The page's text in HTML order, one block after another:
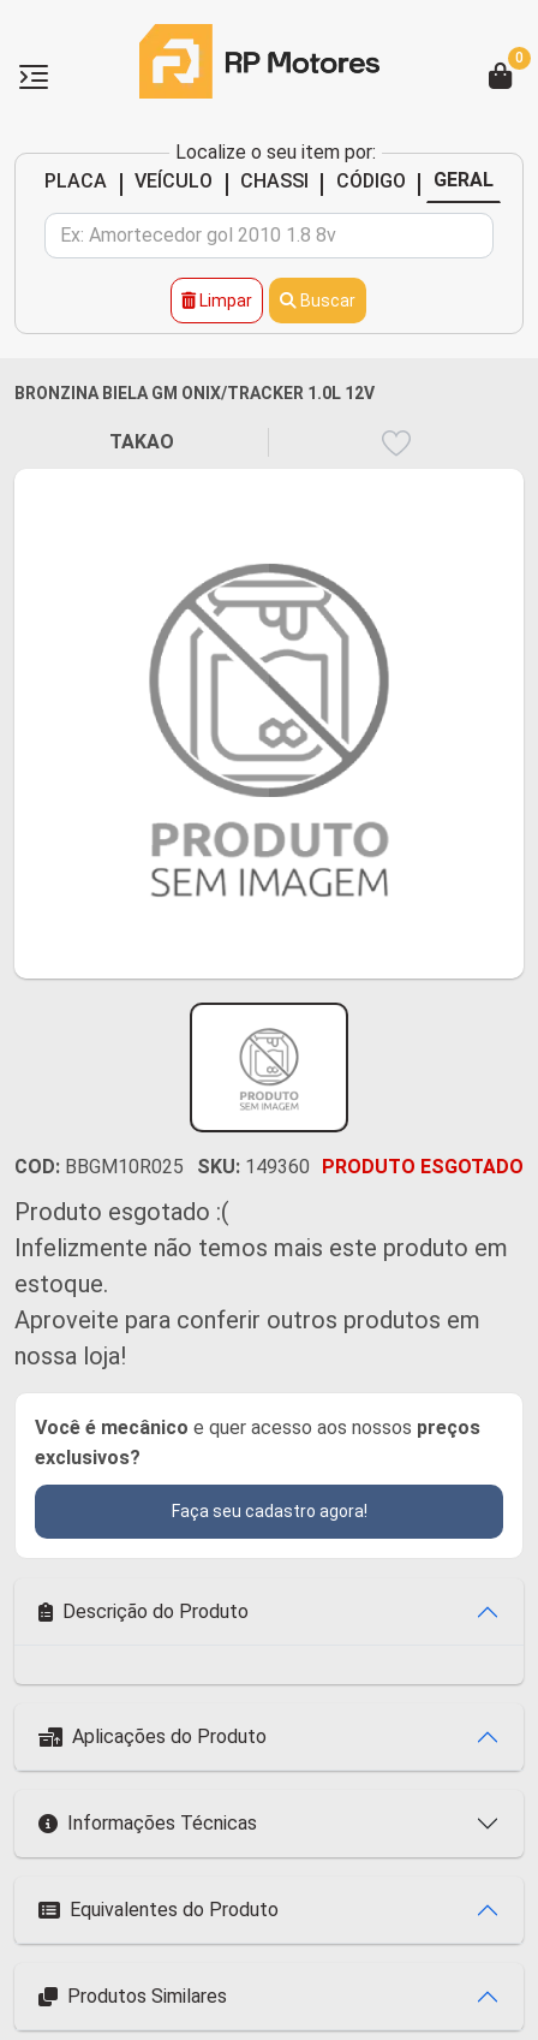
Localize o seu item por:
PLACA
| VEÍCULO | CHASSI | CÓDIGO | GERAL
Limpar Buscar
0
BRONZINA BIELA GM ONIX/TRACKER 1.0L 12V
TAKAO
COD: BBGM10R025 SKU: 149360 PRODUTO ESGOTADO
Produto esgotado :(
Infelizmente não temos mais este produto em
estoque.
Aproveite para conferir outros produtos em
nossa loja!
Você é mecânico e quer acesso aos nossos preços
exclusivos?
Faça seu cadastro agora!
Descrição do Produto
Aplicações do Produto
Informações Técnicas
Equivalentes do Produto
Produtos Similares